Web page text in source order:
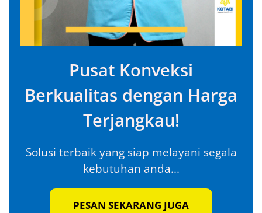
Pusat Konveksi
Berkualitas dengan Harga
Terjangkau!
Solusi terbaik yang siap melayani segala
kebutuhan anda...
PESAN SEKARANG JUGA